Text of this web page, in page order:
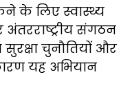
के लिए स्वास्थ्य
संगठन
चुनौतियों और
यह अभियान